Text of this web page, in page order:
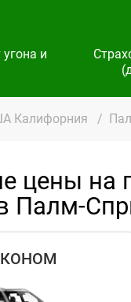
и
Калифорния /
цены на
Палм-